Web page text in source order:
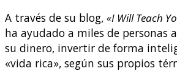
A través de su blog, «I Will Teach
ha ayudado a miles de personas
su dinero, invertir de forma
«vida rica», según sus propios